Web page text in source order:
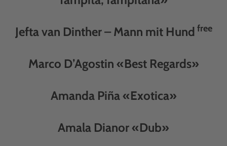
Jefta van Dinther – Mann mit Hund free
Marco D’Agostin «Best Regards»
Amanda Piña «Exotica»
Amala Dianor «Dub»